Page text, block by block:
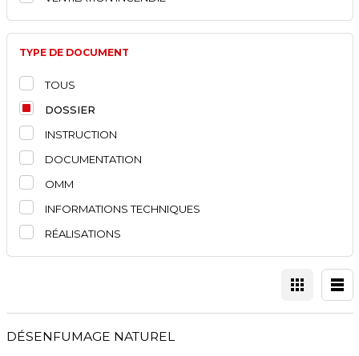
TYPE DE DOCUMENT
TOUS
DOSSIER
INSTRUCTION
DOCUMENTATION
OMM
INFORMATIONS TECHNIQUES
RÉALISATIONS
DÉSENFUMAGE NATUREL